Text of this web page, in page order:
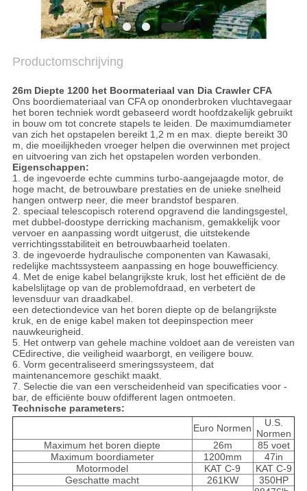
Productomschrijving
26m Diepte 1200 het Boormateriaal van Dia Crawler CFA
Ons boordiemateriaal van CFA op ononderbroken vluchtavegaar
het boren techniek wordt gebaseerd wordt hoofdzakelijk gebruikt
in bouw om tot concrete stapels te leiden. De maximumdiameter
van zich het opstapelen bereikt 1,2 m en max. diepte bereikt 30
m, die moeilijkheden vroeger helpen die overwinnen met project
en uitvoering van zich het opstapelen worden verbonden.
Eigenschappen:
1. de ingevoerde echte cummins turbo-aangejaagde motor, de
hoge macht, de betrouwbare prestaties en de unieke snelheid
hangen ontwerp neer, die meer brandstof besparen.
2. speciaal telescopisch roterend opgravend die landingsgestel,
met dubbel-doostype derricking machanism, gemakkelijk voor
vervoer en aanpassing wordt uitgerust, die uitstekende
verrichtingsstabiliteit en betrouwbaarheid toelaten.
3. de ingevoerde hydraulische componenten van Kawasaki,
redelijke machtssysteem aanpassing en hoge bouwefficiency.
4. Met de enige kabel belangrijkste kruk, lost het efficiënt de de
kabelslijtage op van de problemofdraad, en verbetert de
levensduur van draadkabel.
een detectiondevice van het boren diepte op de belangrijkste
kruk, en de enige kabel maken tot deepinspection meer
nauwkeurigheid.
5. Het ontwerp van gehele machine voldoet aan de vereisten van
CEdirective, die veiligheid waarborgt, en veiligere bouw.
6. Vorm gecentraliseerd smeringssysteem, dat
maintenancemore geschikt maakt.
7. Selectie die van een verscheidenheid van specificaties voor -
bar, de efficiënte bouw ofdifferent lagen ontmoeten.
Technische parameters:
Euro Normen
U.S.
Normen
Maximum het boren diepte
26m
85 voet
Maximum boordiameter
1200mm
47in
Motormodel
KAT C-9
KAT C-9
Geschatte macht
261KW
350HP